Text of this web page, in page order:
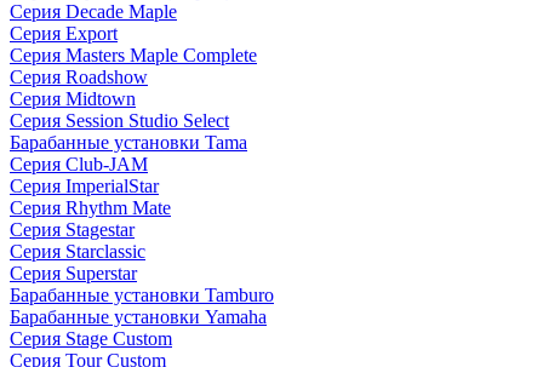
Серия Decade Maple
Серия Export
Серия Masters Maple Complete
Серия Roadshow
Серия Midtown
Серия Session Studio Select
Барабанные установки Tama
Серия Club-JAM
Серия ImperialStar
Серия Rhythm Mate
Серия Stagestar
Серия Starclassic
Серия Superstar
Барабанные установки Tamburo
Барабанные установки Yamaha
Серия Stage Custom
Серия Tour Custom